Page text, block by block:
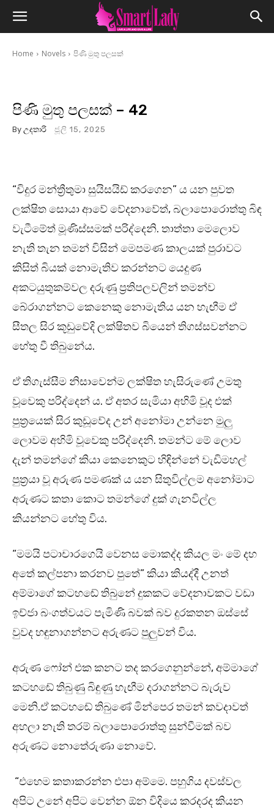
Home Novels පිණි මුතු පලසක්
පිණි මුතු පලසක් – 42
By උදතාරි ජූලි 15, 2025
“විදුර මන්ත්‍රීතුමා සුයිසයිඩ් කරගෙන” ය යන පුවත
ලක්ෂිත සොයා ආවේ වේදනාවේත්, බලාපොරොත්තු බිඳ
වැටීමේත් මූණිස්සමක් පරිද්දෙනි. තාත්තා මෙලොව
නැති තැන තමන් විසින් මෙපමණ කාලයක් පුරාවට
කිසිත් බියක් නොමැතිව කරන්නට යෙදුණ
අකටයුතුකම්වල දරුණු ප්‍රතිපලවලින් තමන්ව
බේරාගන්නට කෙනෙකු නොමැතිය යන හැඟීම ඒ
සීතල සිර කූඩුවේදි ලක්ෂිතව බියෙන් තිගස්සවන්නට
හේතු වී තිබුනේය.
ඒ තිගැස්සීම නිසාවෙන්ම ලක්ෂිත හැසිරුණේ උමතු
වූවෙකු පරිද්දෙන් ය. ඒ අතර සැමියා අහිමි වූද එක්
පුත්‍රයෙක් සිර කුඩූවේද උන් අනෝමා උන්නෙ මුලු
ලොවම අහිමි වූවෙකු පරිද්දෙනි. තමන්ට මේ ලොව
දැන් තමන්ගේ කියා කෙනෙකුට හිඳින්නේ වැඩිමහල්
පුත්‍රයා වූ අරුණ පමණක්‍ ය යන සිතුවිල්ලම අනෝමාට
අරුණට කතා කොට තමන්ගේ දුක් ගැනවිල්ල
කියන්නට හේතු විය.
“මමයි පටාචාරගෙයි වෙනස මොකද්ද කියල මං මේ දහ
අතේ කල්පනා කරනව පුතේ” කියා කියද්දී උනත්
අම්මාගේ කටහඬේ තිබුනේ දුකකට වේදනාවකට වඩා
ඉච්ජා බංගත්වයට පැමිණි බවක් බව දුරකතන ඔස්සේ
වුවද හඳුනාගන්නට අරුණට පුලුවන් විය.
අරුණ ෆෝන් එක කනට තද කරගෙනුන්නේ, අම්මාගේ
කටහඬේ තිබුණු බිඳුණු හැඟීම දරාගන්නට බැරුව
මෙනි.ඒ කටහඬේ තිබුණේ මින්පෙර තමන් කවදාවත්
අහලා නැති තරම් බලාපොරොත්තු සුන්වීමක් බව
අරුණට නොතේරුණා නොවේ.
“එහෙම කතාකරන්න එපා අම්මෙ. පහුගිය දවස්වල
අපිට උනේ අපිට වෙන්න ඕන විදියෙ කරදරද කියන